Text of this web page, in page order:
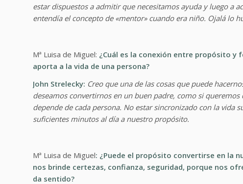
estar dispuestos a admitir que necesitamos ayuda y luego a
entendía el concepto de «mentor» cuando era niño. Ojalá lo
Mª Luisa de Miguel: ¿Cuál es la conexión entre propósito y
aporta a la vida de una persona?
John Strelecky: Creo que una de las cosas que puede
deseamos convertirnos en un buen padre, como si
depende de cada persona. No estar sincronizado con la vida
suficientes minutos al día a nuestro propósito.
Mª Luisa de Miguel: ¿Puede el propósito convertirse en la
nos brinde certezas, confianza, seguridad, porque nos
da sentido?